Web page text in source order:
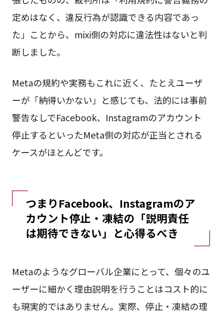
定めはなく、違反行為が認識できる内容であっ
た」ことから、mixi側の対応に違法性はないと判
断しました。
Metaの規約や実務もこれに近く、たとえユーザ
ーが「納得いかない」と感じても、法的には事前
警告なしでFacebook、Instagramのアカウント
停止するといったMeta側の対応が正当とされる
ケースがほとんどです。
つまりFacebook、Instagramのア
カウント停止・凍結の「説明責任
は期待できない」と心得るべき
Metaのようなグローバル企業にとって、個々のユ
ーザーに細かく理由説明を行うことはコスト的に
も現実的ではありません。実際、停止・凍結の理